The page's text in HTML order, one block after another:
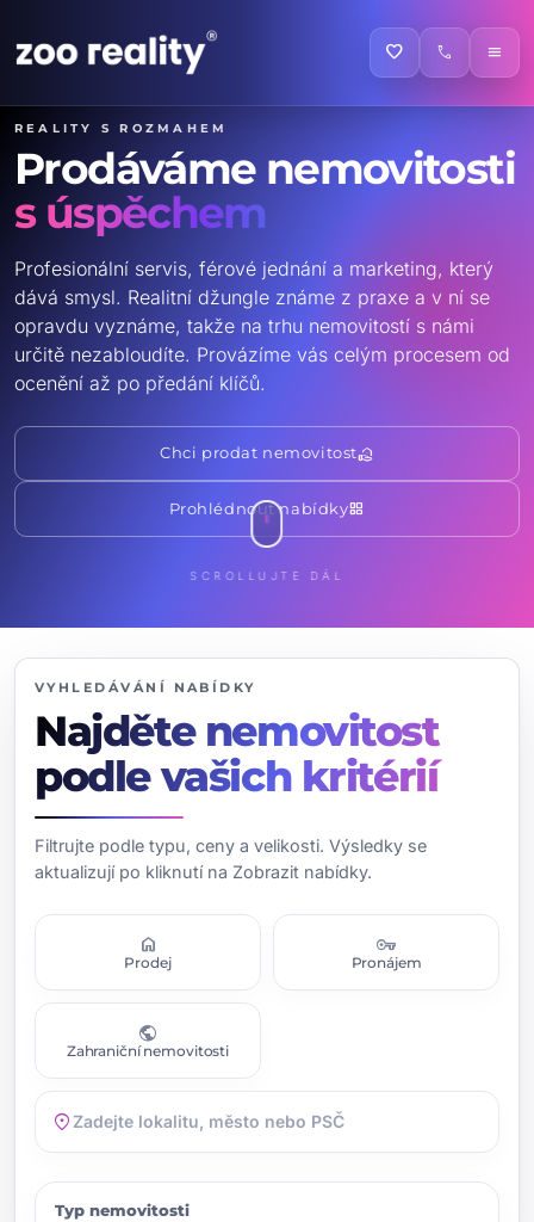
favorite call menu
Reality s rozmahem
Prodáváme nemovitosti
s úspěchem
Profesionální servis, férové jednání a marketing, který
dává smysl. Realitní džungle známe z praxe a v ní se
opravdu vyznáme, takže na trhu nemovitostí s námi
určitě nezabloudíte. Provázíme vás celým procesem od
ocenění až po předání klíčů.
Chci prodat nemovitostreal_estate_agent
Prohlédnout nabídkygrid_view
SCROLLUJTE DÁL
VYHLEDÁVÁNÍ NABÍDKY
Najděte nemovitost
podle vašich kritérií
Filtrujte podle typu, ceny a velikosti. Výsledky se
aktualizují po kliknutí na Zobrazit nabídky.
home
Prodej
vpn_key
Pronájem
public
Zahraniční nemovitosti
location_on
Typ nemovitosti